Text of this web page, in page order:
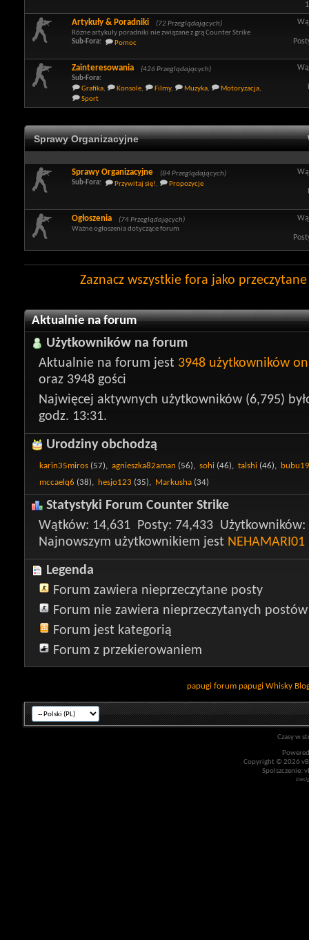
Artykuły & Poradniki
(72 Przeglądających)
Różne artykuły poradniki nie związane z grą Counter Strike
Sub-Fora:
Pomoc
Zainteresowania
(426 Przeglądających)
Sub-Fora:
Grafika, Konsole, Filmy, Muzyka, Motoryzacja,
Sport
Sprawy Organizacyjne
Sprawy Organizacyjne
(84 Przeglądających)
Sub-Fora:
Przywitaj się!, Propozycje
Ogłoszenia
(74 Przeglądających)
Ważne ogłoszenia dotyczące forum
Zaznacz wszystkie fora jako przeczytane
Aktualnie na forum
Użytkowników na forum
Aktualnie na forum jest 3948 użytkowników
oraz 3948 gości
Najwięcej aktywnych użytkowników (6,795)
godz. 13:31.
Urodziny obchodzą
karin35miros (57), agnieszka82aman (56), sohi (46), talshi (46),
mccaelq6 (38), hesjo123 (35), Markusha (34)
Statystyki Forum Counter Strike
Wątków 14,631 Posty 74,433 Użytkowników
Najnowszym użytkownikiem jest NEHAMARI01
Legenda
Forum zawiera nieprzeczytane posty
Forum nie zawiera nieprzeczytanych postów
Forum jest kategorią
Forum z przekierowaniem
papugi forum papugi Whisky
Czasy w
Copyright © 2026
Spolszczenie: